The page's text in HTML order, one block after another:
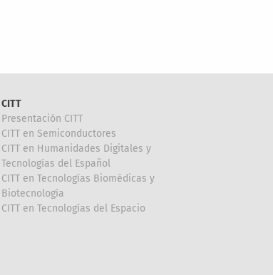
CITT
Presentación CITT
CITT en Semiconductores
CITT en Humanidades Digitales y
Tecnologías del Español
CITT en Tecnologías Biomédicas y
Biotecnología
CITT en Tecnologías del Espacio